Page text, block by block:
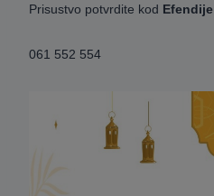
Prisustvo potvrdite kod Efendije
061 552 554